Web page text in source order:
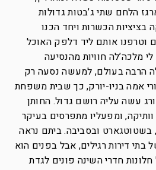
הלחם שתי ג’בטות גדולות
בציציות הכשרות ויחד הכנו
וטרפנו אותם ליד דלפק האוכל
מלכה’לה חוויות מהנסיעה
הרבה בעולם, למעשה נסעה רק
אמה בניו-יורק, כך שבית משפחת
עשה עליה רושם גדול. החותן
ומפעליו מתפרסים בעיקר
בשטוטגארט ובסביבה. ביתם נראה
דירות רגילים, אבל בפנים הוא
חדרי השינה פונים לגדת